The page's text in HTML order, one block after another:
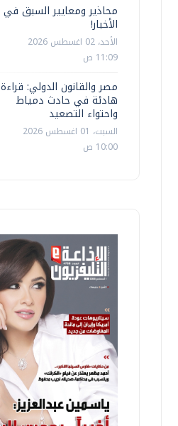
محاذير ومعايير السبق في
الأخبار!
الأحد، 02 اغسطس 2026
11:09 ص
مصر والقانون الدولي: قراءة
هادئة في حادث دمياط
واحتواء التصعيد
السبت، 01 اغسطس 2026
10:00 ص